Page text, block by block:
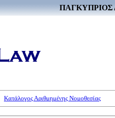
ΠΑΓΚΥΠΡΙΟΣ
Κατάλογος Αριθμημένης Νομοθεσίας